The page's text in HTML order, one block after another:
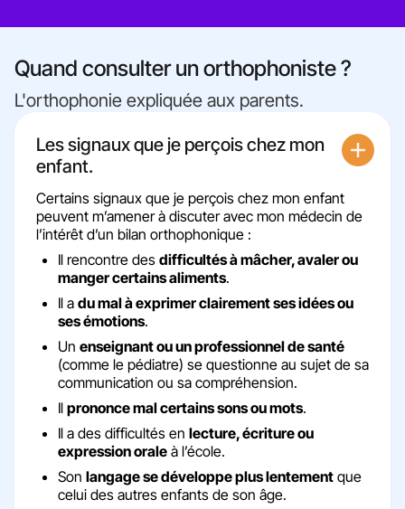
Quand consulter un orthophoniste ?
L'orthophonie expliquée aux parents.
Les signaux que je perçois chez mon
enfant.
Certains signaux que je perçois chez mon enfant
peuvent m’amener à discuter avec mon médecin de
l’intérêt d’un bilan orthophonique :
Il rencontre des difficultés à mâcher, avaler ou
manger certains aliments.
Il a du mal à exprimer clairement ses idées ou
ses émotions.
Un enseignant ou un professionnel de santé
(comme le pédiatre) se questionne au sujet de sa
communication ou sa compréhension.
Il prononce mal certains sons ou mots.
Il a des difficultés en lecture, écriture ou
expression orale à l’école.
Son langage se développe plus lentement que
celui des autres enfants de son âge.